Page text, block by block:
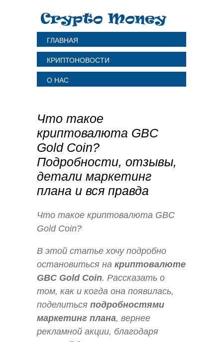
ГЛАВНАЯ
КРИПТОНОВОСТИ
О НАС
Что такое
криптовалюта GBC
Gold Coin?
Подробности, отзывы,
детали маркетинг
плана и вся правда
Что такое криптовалюта GBC
Gold Coin?
В этой статье хочу подробно
остановиться на криптовалюте
GBC Gold Coin. Рассказать о
том, как и когда она появилась,
поделиться подробностями
маркетинг плана, вернее
рекламной акции, благодаря